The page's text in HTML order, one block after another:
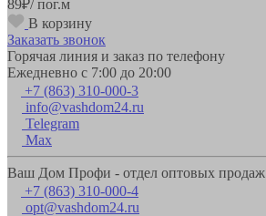
89₽/ пог.м
В корзину
Заказать звонок
Горячая линия и заказ по телефону
Ежедневно с 7:00 до 20:00
+7 (863) 310-000-3
info@vashdom24.ru
Telegram
Max
Ваш Дом Профи - отдел оптовых продаж
+7 (863) 310-000-4
opt@vashdom24.ru